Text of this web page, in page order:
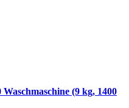
(9 kg, 1400